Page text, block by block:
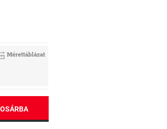
Mérettáblázat